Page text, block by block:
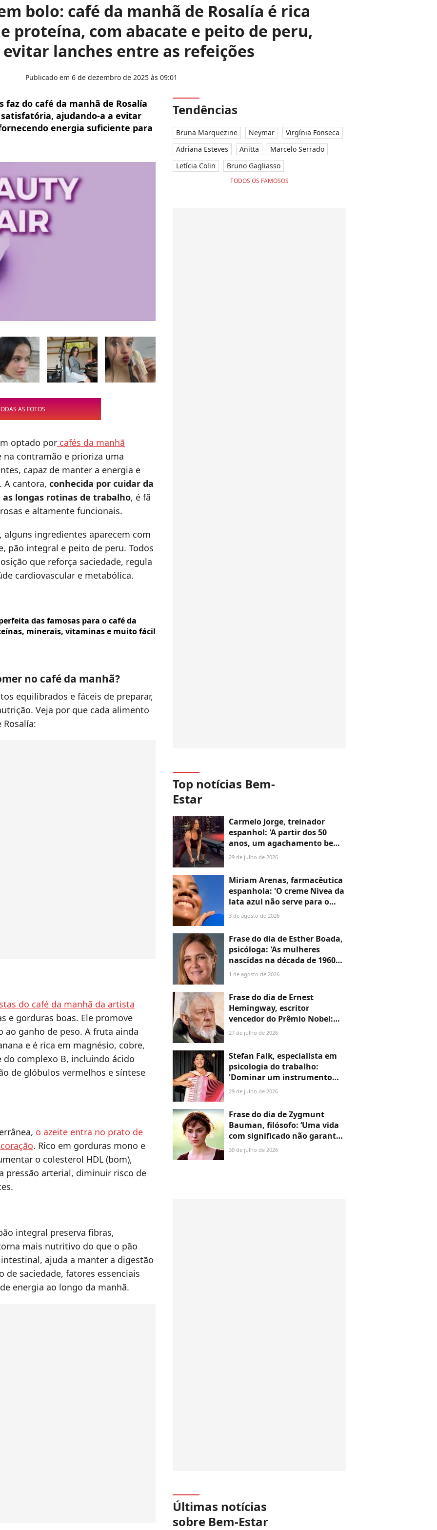
bolo: café da manhã de Rosalía é rica
proteína, com abacate e peito de peru,
lanches entre as refeições
Publicado em 6 de dezembro de 2025 às 09:01
faz do café da manhã de Rosalía
ajudando-a a evitar
energia suficiente para
AS FOTOS
optado por cafés da manhã
na contramão e prioriza uma
capaz de manter a energia e
A cantora, conhecida por cuidar da
longas rotinas de trabalho, é fã
e altamente funcionais.
, alguns ingredientes aparecem com
pão integral e peito de peru. Todos
que reforça saciedade, regula
cardiovascular e metabólica.
das famosas para o café da
minerais, vitaminas e muito fácil
no café da manhã?
equilibrados e fáceis de preparar,
Veja por que cada alimento
do café da manhã da artista
e gorduras boas. Ele promove
ao ganho de peso. A fruta ainda
e é rica em magnésio, cobre,
do complexo B, incluindo ácido
de glóbulos vermelhos e síntese
o azeite entra no prato de
. Rico em gorduras mono e
o colesterol HDL (bom),
pressão arterial, diminuir risco de
integral preserva fibras,
mais nutritivo do que o pão
ajuda a manter a digestão
de saciedade, fatores essenciais
energia ao longo da manhã.
Tendências
Bruna Marquezine Neymar
Virgínia Fonseca
Adriana Esteves
Anitta
Marcelo Serrado
Letícia Colin
Bruno Gagliasso
TODOS OS FAMOSOS
Top notícias Bem-
Estar
Carmelo Jorge, treinador
espanhol: 'A partir dos 50
anos, um agachamento bem
feito vale mais do que 10.000
29 de julho de 2026
Miriam Arenas, farmacêutica
espanhola: 'O creme Nivea da
lata azul não serve para o
rosto; é um creme
que não foi feito para tratar,
mas sim para proteger'
3 de agosto de 2026
Frase do dia de Esther Boada,
psicóloga: 'As mulheres
nascidas na década de 1960
cresceram com a ideia de que
tudo, porque era isso que a
sociedade exigia'
1 de agosto de 2026
Frase do dia de Ernest
Hemingway, escritor
vencedor do Prêmio Nobel:
‘Leva-se dois anos para
aprender a ficar em silêncio’
27 de julho de 2026
Stefan Falk, especialista em
psicologia do trabalho:
'Dominar um instrumento
musical é a habilidade mais
cérebro e alcançar a
grandeza'
29 de julho de 2026
Frase do dia de Zygmunt
Bauman, filósofo: ‘Uma vida
com significado não garante
a felicidade, mas torna a
30 de julho de 2026
Últimas notícias
sobre Bem-Estar